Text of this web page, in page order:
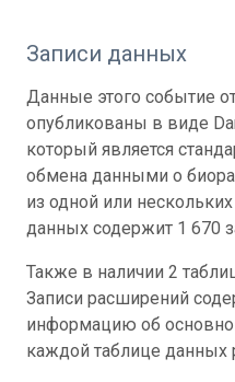
Записи данных
Данные этого событие
опубликованы в виде
который является
обмена данными о
из одной или
данных содержит 1 670
Также в наличии 2
Записи расширений
информацию об
каждой таблице данных